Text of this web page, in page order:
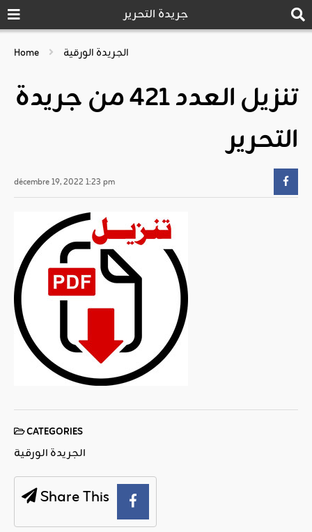
جريدة التحرير
Home الجريدة الورقية
تنزيل العدد 421 من جريدة
التحرير
décembre 19, 2022 1:23 pm
CATEGORIES
الجريدة الورقية
Share This